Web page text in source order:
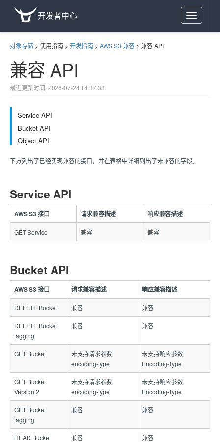
Toggle
navigation
开发者中心
对象存储 > 使用指南 > 开发指南 > AWS S3 兼容 > 兼容 API
兼容 API
最近更新时间: 2026-07-24 14:37:38
Service API
Bucket API
Object API
下方列出了已经实现兼容的接口，并在表格中详细列出了未兼容的字段。
Service API
AWS S3 接口 请求兼容描述 响应兼容描述
GET Service 兼容 兼容
Bucket API
AWS S3 接口 请求兼容描述 响应兼容描述
DELETE Bucket 兼容 兼容
DELETE Bucket
tagging
兼容 兼容
GET Bucket
未支持请求参数
encoding-type
未支持响应参数
Encoding-Type
GET Bucket
Version 2
未支持请求参数
encoding-type
未支持响应参数
Encoding-Type
GET Bucket
tagging
兼容 兼容
HEAD Bucket 兼容 兼容